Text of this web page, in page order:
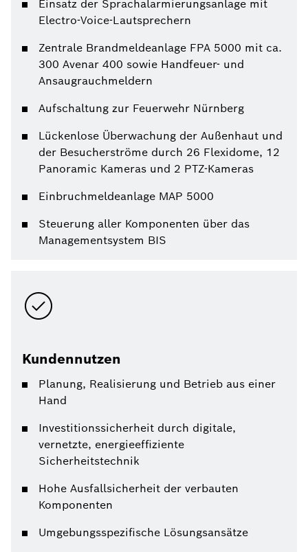
Einsatz der Sprachalarmierungsanlage mit
Electro-Voice-Lautsprechern
Zentrale Brandmeldeanlage FPA 5000 mit ca.
300 Avenar 400 sowie Handfeuer- und
Ansaugrauchmeldern
Aufschaltung zur Feuerwehr Nürnberg
Lückenlose Überwachung der Außenhaut und
der Besucherströme durch 26 Flexidome, 12
Panoramic Kameras und 2 PTZ-Kameras
Einbruchmeldeanlage MAP 5000
Steuerung aller Komponenten über das
Managementsystem BIS
Kundennutzen
Planung, Realisierung und Betrieb aus einer
Hand
Investitionssicherheit durch digitale,
vernetzte, energieeffiziente
Sicherheitstechnik
Hohe Ausfallsicherheit der verbauten
Komponenten
Umgebungsspezifische Lösungsansätze